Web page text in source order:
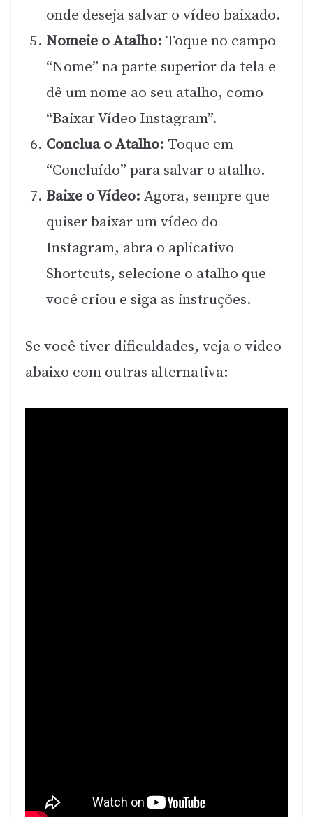
onde deseja salvar o vídeo baixado.
Nomeie o Atalho: Toque no campo
“Nome” na parte superior da tela e
dê um nome ao seu atalho, como
“Baixar Vídeo Instagram”.
Conclua o Atalho: Toque em
“Concluído” para salvar o atalho.
Baixe o Vídeo: Agora, sempre que
quiser baixar um vídeo do
Instagram, abra o aplicativo
Shortcuts, selecione o atalho que
você criou e siga as instruções.
Se você tiver dificuldades, veja o video
abaixo com outras alternativa: